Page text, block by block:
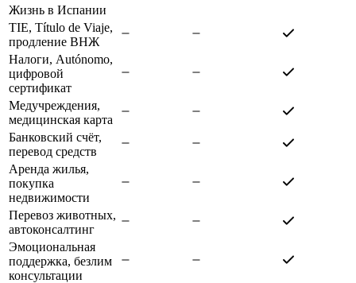
Жизнь в Испании
TIE, Título de Viaje,
продление ВНЖ
Налоги, Autónomo,
цифровой
сертификат
Медучреждения,
медицинская карта
Банковский счёт,
перевод средств
Аренда жилья,
покупка
недвижимости
Перевоз животных,
автоконсалтинг
Эмоциональная
поддержка, безлим
консультации